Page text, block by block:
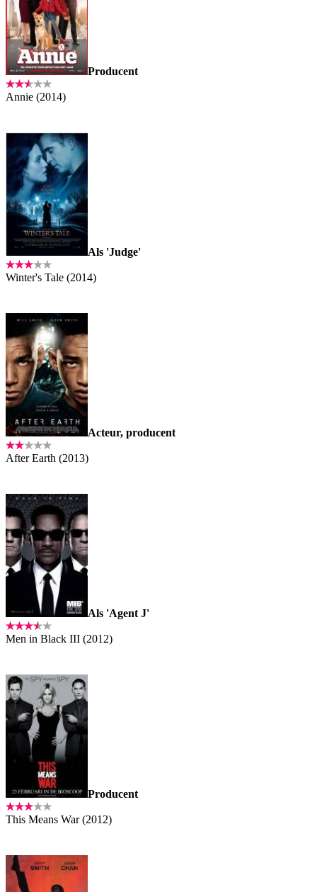
Producent
Annie (2014)
Als 'Judge'
Winter's Tale (2014)
Acteur, producent
After Earth (2013)
Als 'Agent J'
Men in Black III (2012)
Producent
This Means War (2012)